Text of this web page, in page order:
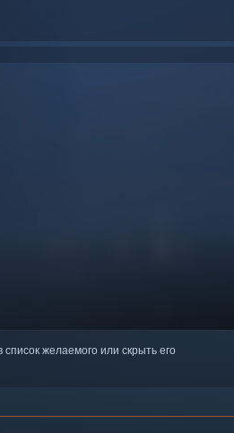
список желаемого или скрыть его